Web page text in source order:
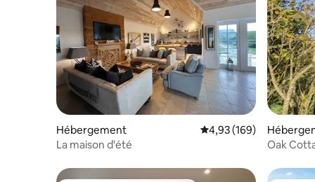
Hébergement Évaluation moyenne
4,93 (169)
La maison d'été
Oak